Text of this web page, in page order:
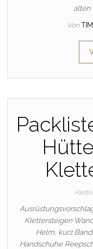
alten
Von TIM
Klettersteigen
Helm, kurz
Handschuhe